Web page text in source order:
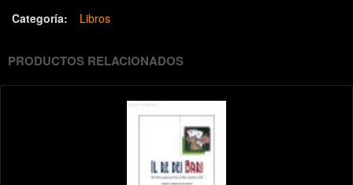
Categoría: Libros
PRODUCTOS RELACIONADOS